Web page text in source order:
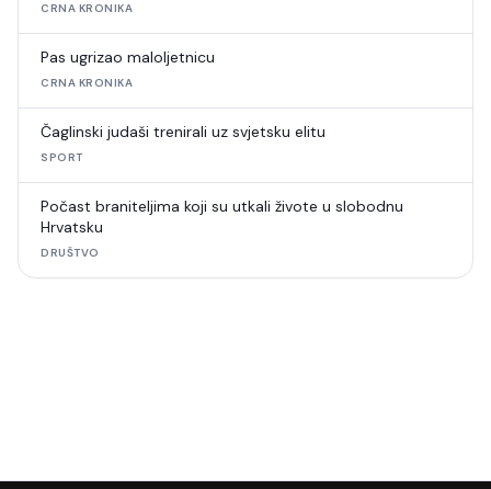
CRNA KRONIKA
Pas ugrizao maloljetnicu
CRNA KRONIKA
Čaglinski judaši trenirali uz svjetsku elitu
SPORT
Počast braniteljima koji su utkali živote u slobodnu
Hrvatsku
DRUŠTVO